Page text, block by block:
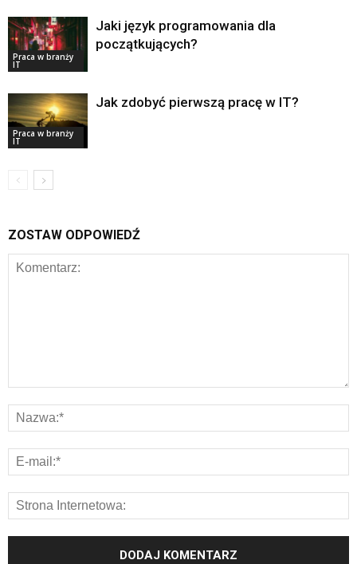
Praca w branży
IT
Jaki język programowania dla
początkujących?
Praca w branży
IT
Jak zdobyć pierwszą pracę w IT?
ZOSTAW ODPOWIEDŹ